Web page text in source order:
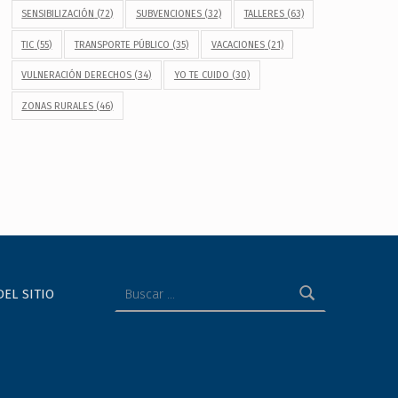
SENSIBILIZACIÓN (72) SUBVENCIONES(32) TALLERES(63)
TIC (55) TRANSPORTE PÚBLICO (35) VACACIONES(21)
VULNERACIÓN DERECHOS (34) YO TE CUIDO (30)
ZONAS RURALES (46)
SITIO